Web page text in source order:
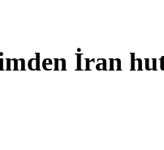
İran